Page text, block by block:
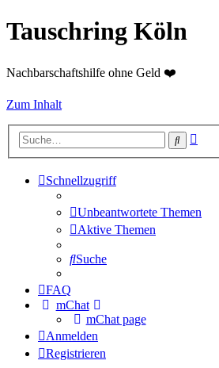
Tauschring Köln
Nachbarschaftshilfe ohne Geld ❤️
Zum Inhalt
Suche
Schnellzugriff
Unbeantwortete Themen
Aktive Themen
Suche
FAQ
mChat
mChat page
Anmelden
Registrieren